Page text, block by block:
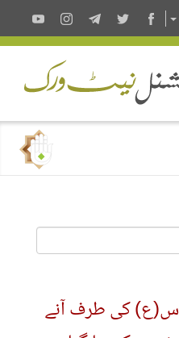
کی طرف آنے